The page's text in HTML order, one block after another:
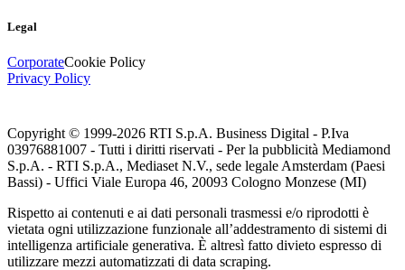
Legal
CorporateCookie Policy
Privacy Policy
Copyright © 1999-2026 RTI S.p.A. Business Digital - P.Iva
03976881007 - Tutti i diritti riservati - Per la pubblicità Mediamond
S.p.A. - RTI S.p.A., Mediaset N.V., sede legale Amsterdam (Paesi
Bassi) - Uffici Viale Europa 46, 20093 Cologno Monzese (MI)
Rispetto ai contenuti e ai dati personali trasmessi e/o riprodotti è
vietata ogni utilizzazione funzionale all’addestramento di sistemi di
intelligenza artificiale generativa. È altresì fatto divieto espresso di
utilizzare mezzi automatizzati di data scraping.